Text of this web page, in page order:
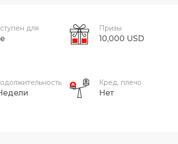
для Призы
10,000 USD
Кред. плечо
Нет